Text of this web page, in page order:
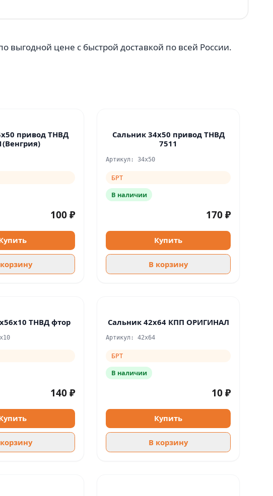
цене с быстрой доставкой по всей России.
привод ТНВД
100 ₽
Сальник 34х50 привод ТНВД
7511
Артикул: 34х50
БРТ
В наличии
170 ₽
Купить
В корзину
ТНВД фтор
140 ₽
Сальник 42х64 КПП ОРИГИНАЛ
Артикул: 42х64
БРТ
В наличии
10 ₽
Купить
В корзину